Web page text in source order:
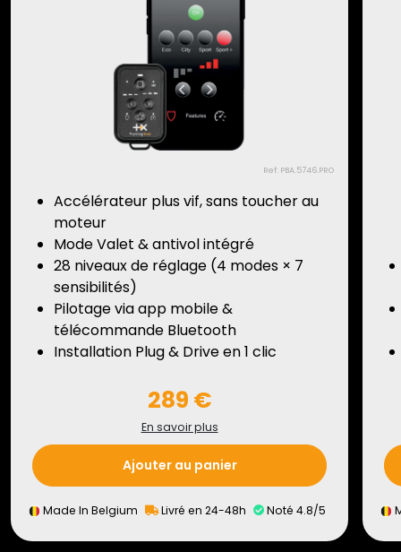
Ref: PBA.5746.PRO
Accélérateur plus vif, sans toucher au
moteur
Mode Valet & antivol intégré
28 niveaux de réglage (4 modes × 7
sensibilités)
Pilotage via app mobile &
télécommande Bluetooth
Installation Plug & Drive en 1 clic
289 €
En savoir plus
Ajouter au panier
Made In Belgium Livré en 24-48h Noté 4.8/5